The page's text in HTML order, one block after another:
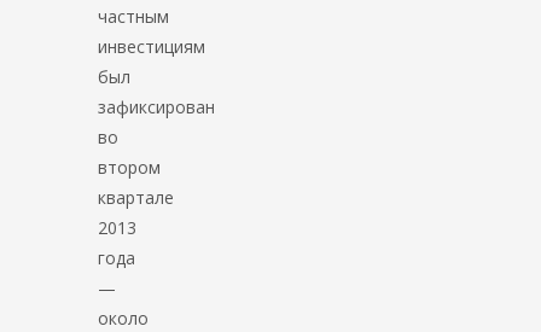
частным
инвестициям
был
зафиксирован
во
втором
квартале
2013
года
—
около